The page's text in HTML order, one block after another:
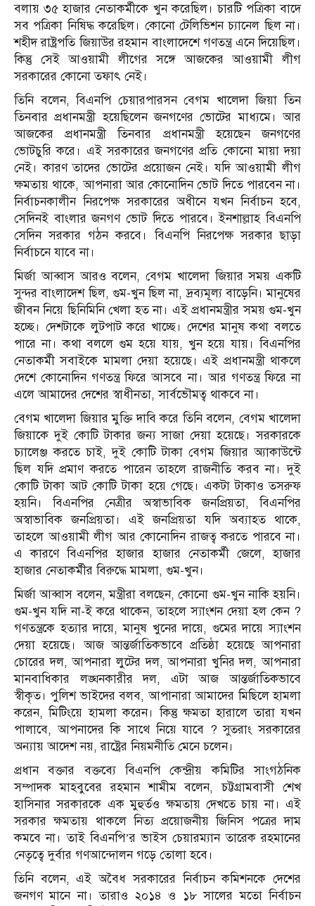
বলায় ৩৫ হাজার নেতাকর্মীকে খুন করেছিল। চারটি পত্রিকা বাদে
সব পত্রিকা নিষিদ্ধ করেছিল। কোনো টেলিভিশন চ্যানেল ছিল না।
শহীদ রাষ্ট্রপতি জিয়াউর রহমান বাংলাদেশে গণতন্ত্র এনে দিয়েছিল।
কিন্তু সেই আওয়ামী লীগের সঙ্গে আজকের আওয়ামী লীগ
সরকারের কোনো তফাৎ নেই।
তিনি বলেন, বিএনপি চেয়ারপারসন বেগম খালেদা জিয়া তিন
তিনবার প্রধানমন্ত্রী হয়েছিলেন জনগণের ভোটের মাধ্যমে। আর
আজকের প্রধানমন্ত্রী তিনবার প্রধানমন্ত্রী হয়েছেন জনগণের
ভোটচুরি করে। এই সরকারের জনগণের প্রতি কোনো মায়া দয়া
নেই। কারণ তাদের ভোটের প্রয়োজন নেই। যদি আওয়ামী লীগ
ক্ষমতায় থাকে, আপনারা আর কোনোদিন ভোট দিতে পারবেন না।
নির্বাচনকালীন নিরপেক্ষ সরকারের অধীনে যখন নির্বাচন হবে,
সেদিনই বাংলার জনগণ ভোট দিতে পারবে। ইনশাল্লাহ বিএনপি
সেদিন সরকার গঠন করবে। বিএনপি নিরপেক্ষ সরকার ছাড়া
নির্বাচনে যাবে না।
মির্জা আব্বাস আরও বলেন, বেগম খালেদা জিয়ার সময় একটি
সুন্দর বাংলাদেশ ছিল, গুম-খুন ছিল না, দ্রব্যমূল্য বাড়েনি। মানুষের
জীবন নিয়ে ছিনিমিনি খেলা হত না। এই প্রধানমন্ত্রীর সময় গুম-খুন
হচ্ছে। দেশটাকে লুটপাট করে খাচ্ছে। দেশের মানুষ কথা বলতে
পারে না। কথা বললে গুম হয়ে যায়, খুন হয়ে যায়। বিএনপির
নেতাকর্মী সবাইকে মামলা দেয়া হয়েছে। এই প্রধানমন্ত্রী থাকলে
দেশে কোনোদিন গণতন্ত্র ফিরে আসবে না। আর গণতন্ত্র ফিরে না
এলে আমাদের দেশের স্বাধীনতা, সার্বভৌমত্ব থাকবে না।
বেগম খালেদা জিয়ার মুক্তি দাবি করে তিনি বলেন, বেগম খালেদা
জিয়াকে দুই কোটি টাকার জন্য সাজা দেয়া হয়েছে। সরকারকে
চ্যালেঞ্জ করতে চাই, দুই কোটি টাকা বেগম জিয়ার অ্যাকাউন্টে
ছিল যদি প্রমাণ করতে পারেন তাহলে রাজনীতি করব না। দুই
কোটি টাকা আট কোটি টাকা হয়ে গেছে। একটা টাকাও তসরুফ
হয়নি। বিএনপির নেত্রীর অস্বাভাবিক জনপ্রিয়তা, বিএনপির
অস্বাভাবিক জনপ্রিয়তা। এই জনপ্রিয়তা যদি অব্যাহত থাকে,
তাহলে আওয়ামী লীগ আর কোনোদিন রাজত্ব করতে পারবে না।
এ কারণে বিএনপির হাজার হাজার নেতাকর্মী জেলে, হাজার
হাজার নেতাকর্মীর বিরুদ্ধে মামলা, গুম-খুন।
মির্জা আব্বাস বলেন, মন্ত্রীরা বলছেন, কোনো গুম-খুন নাকি হয়নি।
গুম-খুন যদি না-ই করে থাকেন, তাহলে স্যাংশন দেয়া হল কেন ?
গণতন্ত্রকে হত্যার দায়ে, মানুষ খুনের দায়ে, গুমের দায়ে স্যাংশন
দেয়া হয়েছে। আজ আন্তর্জাতিকভাবে প্রতিষ্ঠা হয়েছে আপনারা
চোরের দল, আপনারা লুটের দল, আপনারা খুনির দল, আপনারা
মানবাধিকার লঙ্ঘনকারীর দল, এটা আজ আন্তর্জাতিকভাবে
স্বীকৃত। পুলিশ ভাইদের বলব, আপানারা আমাদের মিছিলে হামলা
করেন, মিটিংয়ে হামলা করেন। কিন্তু ক্ষমতা হারালে তারা যখন
পালাবে, আপনাদের কি সাথে নিয়ে যাবে ? সুতরাং সরকারের
অন্যায় আদেশ নয়, রাষ্ট্রের নিয়মনীতি মেনে চলেন।
প্রধান বক্তার বক্তব্যে বিএনপি কেন্দ্রীয় কমিটির সাংগঠনিক
সম্পাদক মাহবুবের রহমান শামীম বলেন, চট্টগ্রামবাসী শেখ
হাসিনার সরকারকে এক মুহুর্তও ক্ষমতায় দেখতে চায় না। এই
সরকার ক্ষমতায় থাকলে নিত্য প্রয়োজনীয় জিনিস পত্রের দাম
কমবে না। তাই বিএনপি’র ভাইস চেয়ারম্যান তারেক রহমানের
নেতৃত্বে দুর্বার গণআন্দোলন গড়ে তোলা হবে।
তিনি বলেন, এই অবৈধ সরকারের নির্বাচন কমিশনকে দেশের
জনগণ মানে না। তারাও ২০১৪ ও ১৮ সালের মতো নির্বাচন